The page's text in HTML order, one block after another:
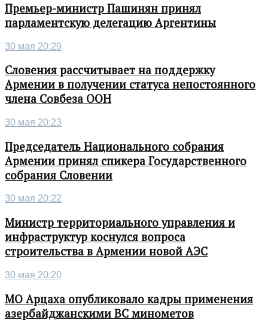
Премьер-министр Пашинян принял
парламентскую делегацию Аргентины
30 мая 20:29
Словения рассчитывает на поддержку
Армении в получении статуса непостоянного
члена Совбеза ООН
30 мая 20:23
Председатель Национального собрания
Армении принял спикера Государственного
собрания Словении
30 мая 20:22
Министр территориального управления и
инфраструктур коснулся вопроса
строительства в Армении новой АЭС
30 мая 20:20
МО Арцаха опубликовало кадры применения
азербайджанскими ВС минометов